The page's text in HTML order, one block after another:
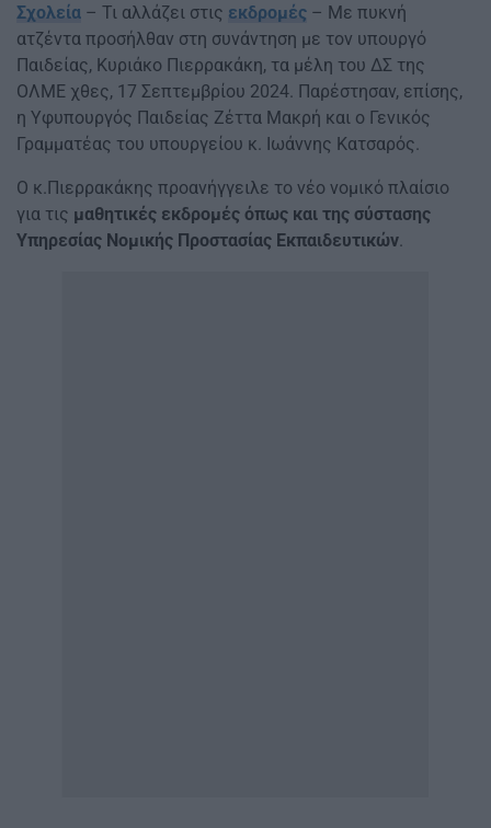
Σχολεία – Τι αλλάζει στις εκδρομές – Με πυκνή
ατζέντα προσήλθαν στη συνάντηση με τον υπουργό
Παιδείας, Κυριάκο Πιερρακάκη, τα μέλη του ΔΣ της
ΟΛΜΕ χθες, 17 Σεπτεμβρίου 2024. Παρέστησαν, επίσης,
η Υφυπουργός Παιδείας Ζέττα Μακρή και ο Γενικός
Γραμματέας του υπουργείου κ. Ιωάννης Κατσαρός.
Ο κ.Πιερρακάκης προανήγγειλε το νέο νομικό πλαίσιο
για τις μαθητικές εκδρομές όπως και της σύστασης
Υπηρεσίας Νομικής Προστασίας Εκπαιδευτικών.